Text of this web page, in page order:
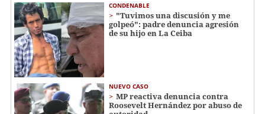
CONDENABLE
"Tuvimos una discusión y me
golpeó": padre denuncia agresión
de su hijo en La Ceiba
NUEVO CASO
MP reactiva denuncia contra
Roosevelt Hernández por abuso de